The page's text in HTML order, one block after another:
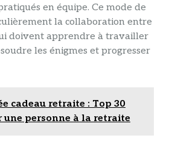
en équipe. Ce mode de
la collaboration entre
doivent apprendre à travailler
les énigmes et progresser
cadeau retraite : Top 30
une personne à la retraite